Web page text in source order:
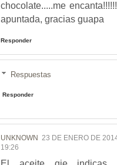
chocolate.....me
apuntada, gracias guapa
Responder
Respuestas
Responder
UNKNOWN 23 DE ENERO DE
19:26